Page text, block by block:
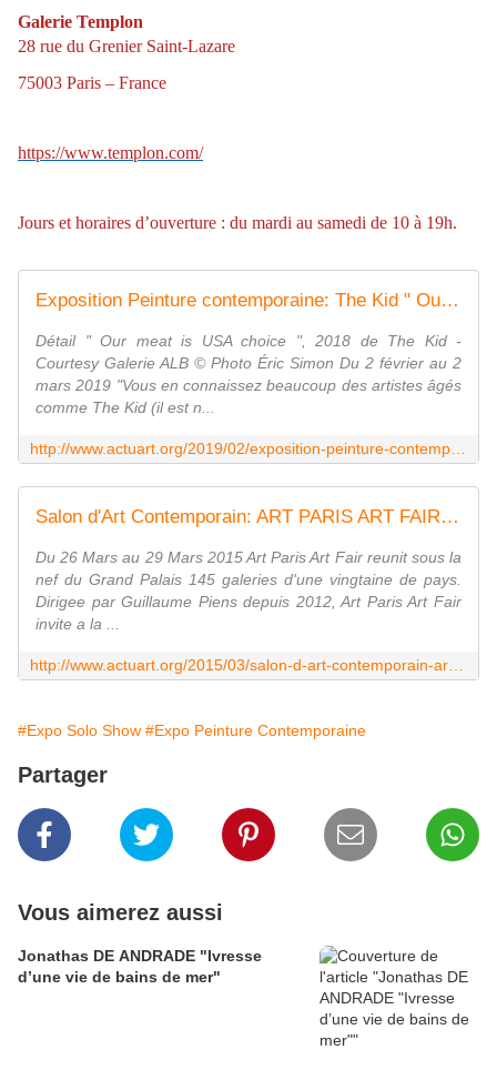
Galerie Templon
28 rue du Grenier Saint-Lazare
75003 Paris – France
https://www.templon.com/
Jours et horaires d’ouverture : du mardi au samedi de 10 à 19h.
Exposition Peinture contemporaine: The Kid " Our meat is USA choice " - ACTUART by Eric SIMON
Détail " Our meat is USA choice ", 2018 de The Kid -
Courtesy Galerie ALB © Photo Éric Simon Du 2 février au 2
mars 2019 "Vous en connaissez beaucoup des artistes âgés
comme The Kid (il est n...
Salon d'Art Contemporain: ART PARIS ART FAIR - ACTUART by Eric SIMON
Du 26 Mars au 29 Mars 2015 Art Paris Art Fair reunit sous la
nef du Grand Palais 145 galeries d'une vingtaine de pays.
Dirigee par Guillaume Piens depuis 2012, Art Paris Art Fair
invite a la ...
#Expo Solo Show #Expo Peinture Contemporaine
Partager
Vous aimerez aussi
Jonathas DE ANDRADE "Ivresse
d’une vie de bains de mer"